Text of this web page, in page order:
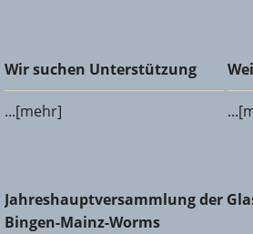
Wir suchen Unterstützung
Wir suchen Unterstützung
...[mehr]
Jahreshauptversammlung der
Mainz-Worms
Jahreshauptversammlung der
Bingen-Mainz-Worms